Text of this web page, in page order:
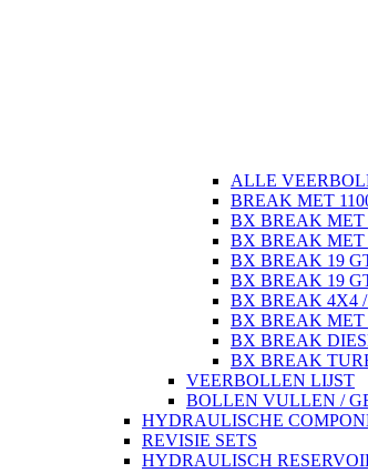
ALLE
BREAK MET
BX BREAK MET
BX BREAK MET
BX BREAK 19
BX BREAK 19
BX BREAK 4X4
BX BREAK MET
BX BREAK
BX BREAK
VEERBOLLEN LIJST
BOLLEN VULLEN /
HYDRAULISCHE
REVISIE SETS
HYDRAULISCH